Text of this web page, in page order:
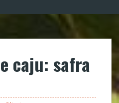
caju: safra